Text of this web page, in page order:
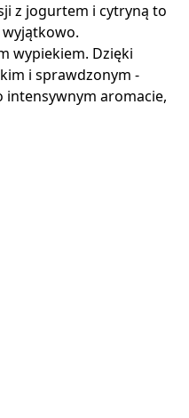
z jogurtem i cytryną to
wypiekiem. Dzięki
i sprawdzonym -
intensywnym aromacie,